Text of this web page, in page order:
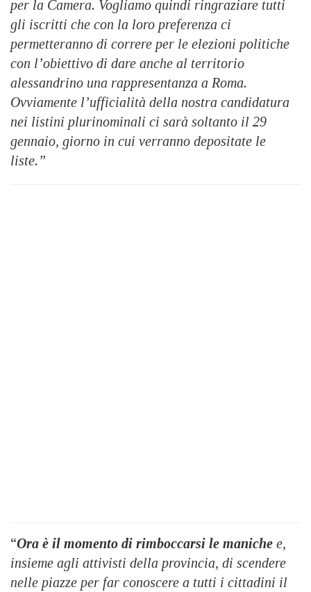
per la Camera. Vogliamo quindi ringraziare tutti
gli iscritti che con la loro preferenza ci
permetteranno di correre per le elezioni politiche
con l’obiettivo di dare anche al territorio
alessandrino una rappresentanza a Roma.
Ovviamente l’ufficialità della nostra candidatura
nei listini plurinominali ci sarà soltanto il 29
gennaio, giorno in cui verranno depositate le
liste.”
“Ora è il momento di rimboccarsi le maniche e,
insieme agli attivisti della provincia, di scendere
nelle piazze per far conoscere a tutti i cittadini il